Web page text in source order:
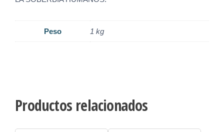
Peso 1 kg
Productos relacionados